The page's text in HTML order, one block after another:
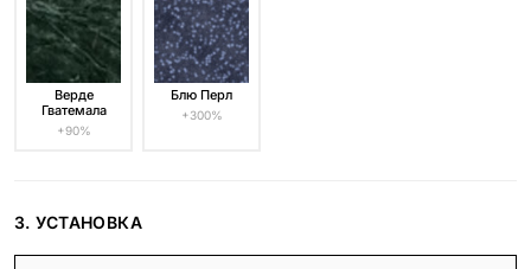
Верде
Гватемала
+90%
Блю Перл
+300%
3. УСТАНОВКА